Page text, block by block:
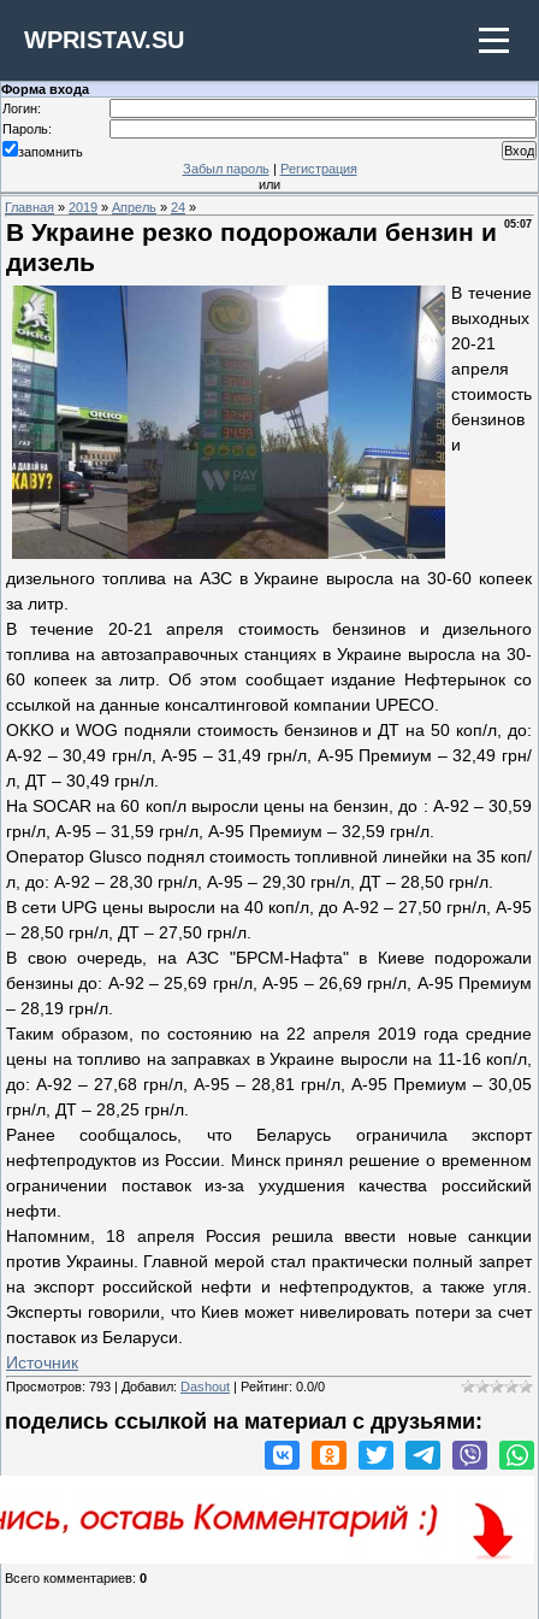
WPRISTAV.SU
Форма входа
Логин:
Пароль:
запомнить
Забыл пароль| Регистрация
или
Главная » 2019 » Апрель » 24 »
05:07
В Украине резко подорожали бензин и
дизель
В течение
выходных
20-21
апреля
стоимость
бензинов
и
дизельного топлива на АЗС в Украине выросла на 30-60 копеек
за литр.
В течение 20-21 апреля стоимость бензинов и дизельного
топлива на автозаправочных станциях в Украине выросла на 30-
60 копеек за литр. Об этом сообщает издание Нефтерынок со
ссылкой на данные консалтинговой компании UPECO.
OKKO и WOG подняли стоимость бензинов и ДТ на 50 коп/л, до:
А-92 – 30,49 грн/л, А-95 – 31,49 грн/л, А-95 Премиум – 32,49 грн/
л, ДТ – 30,49 грн/л.
На SOCAR на 60 коп/л выросли цены на бензин, до : А-92 – 30,59
грн/л, А-95 – 31,59 грн/л, А-95 Премиум – 32,59 грн/л.
Оператор Glusco поднял стоимость топливной линейки на 35 коп/
л, до: А-92 – 28,30 грн/л, А-95 – 29,30 грн/л, ДТ – 28,50 грн/л.
В сети UPG цены выросли на 40 коп/л, до А-92 – 27,50 грн/л, А-95
– 28,50 грн/л, ДТ – 27,50 грн/л.
В свою очередь, на АЗС "БРСМ-Нафта" в Киеве подорожали
бензины до: А-92 – 25,69 грн/л, А-95 – 26,69 грн/л, А-95 Премиум
– 28,19 грн/л.
Таким образом, по состоянию на 22 апреля 2019 года средние
цены на топливо на заправках в Украине выросли на 11-16 коп/л,
до: А-92 – 27,68 грн/л, А-95 – 28,81 грн/л, А-95 Премиум – 30,05
грн/л, ДТ – 28,25 грн/л.
Ранее сообщалось, что Беларусь ограничила экспорт
нефтепродуктов из России. Минск принял решение о временном
ограничении поставок из-за ухудшения качества российский
нефти.
Напомним, 18 апреля Россия решила ввести новые санкции
против Украины. Главной мерой стал практически полный запрет
на экспорт российской нефти и нефтепродуктов, а также угля.
Эксперты говорили, что Киев может нивелировать потери за счет
поставок из Беларуси.
Источник
Просмотров: 793 | Добавил: Dashout | Рейтинг: 0.0/0
поделись ссылкой на материал c друзьями:
Всего комментариев: 0